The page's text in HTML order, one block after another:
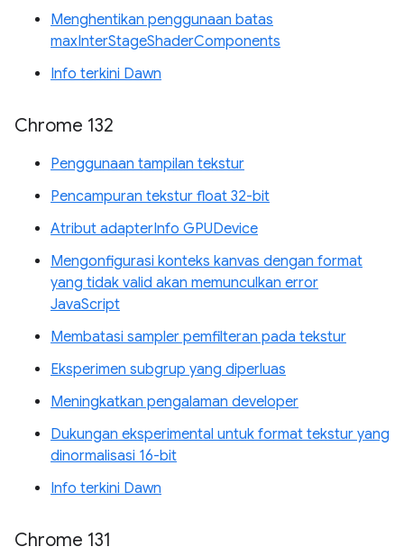
Menghentikan penggunaan batas
maxInterStageShaderComponents
Info terkini Dawn
Chrome 132
Penggunaan tampilan tekstur
Pencampuran tekstur float 32-bit
Atribut adapterInfo GPUDevice
Mengonfigurasi konteks kanvas dengan format
yang tidak valid akan memunculkan error
JavaScript
Membatasi sampler pemfilteran pada tekstur
Eksperimen subgrup yang diperluas
Meningkatkan pengalaman developer
Dukungan eksperimental untuk format tekstur yang
dinormalisasi 16-bit
Info terkini Dawn
Chrome 131